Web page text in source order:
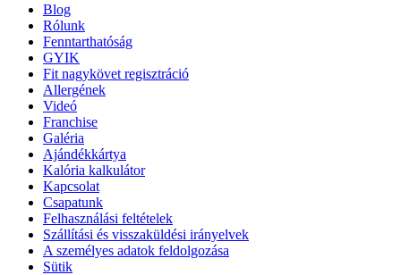
Blog
Rólunk
Fenntarthatóság
GYIK
Fit nagykövet regisztráció
Allergének
Videó
Franchise
Galéria
Ajándékkártya
Kalória kalkulátor
Kapcsolat
Csapatunk
Felhasználási feltételek
Szállítási és visszaküldési irányelvek
A személyes adatok feldolgozása
Sütik